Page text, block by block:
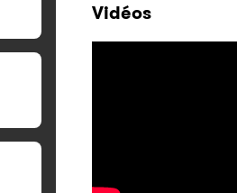
Vidéos